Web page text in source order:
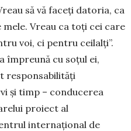
să vă faceți datoria, ca
Vreau ca toți cei care
voi, ci pentru ceilalți”.
împreună cu soțul ei,
respon­sabi­lități
și timp – con­du­cerea
proiect al
internațional de